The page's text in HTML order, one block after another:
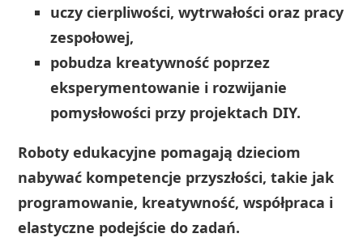
uczy cierpliwości, wytrwałości oraz pracy
zespołowej,
pobudza kreatywność poprzez
eksperymentowanie i rozwijanie
pomysłowości przy projektach DIY.
Roboty edukacyjne pomagają dzieciom
nabywać kompetencje przyszłości, takie jak
programowanie, kreatywność, współpraca i
elastyczne podejście do zadań.